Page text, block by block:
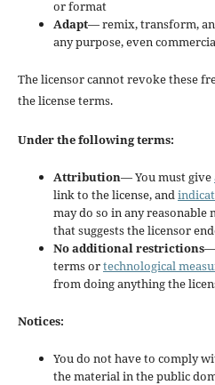
or format
Adapt— remix, transform,
any purpose, even
The licensor cannot revoke these
the license terms.
Under the following terms:
Attribution— You must give
link to the license, and
may do so in any reasonable
that suggests the licensor
No additional restrictions—
terms ortechnological
from doing anything the
Notices:
You do not have to comply
the material in the public